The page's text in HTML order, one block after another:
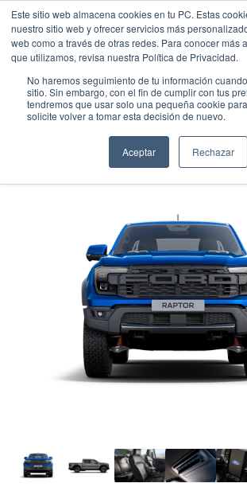
Este sitio web almacena cookies en tu PC. Estas
nuestro sitio web y ofrecer servicios más
web como a través de otras redes. Para conocer más
que utilizamos, revisa nuestra Política de Privacidad.
No haremos seguimiento de tu información
sitio. Sin embargo, con el fin de cumplir con tus
tendremos que usar solo una pequeña cookie
solicite volver a tomar esta decisión de nuevo.
Aceptar Rechazar
FORD RANGER RAPTOR
DIESEL